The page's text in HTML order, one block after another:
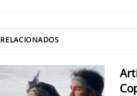
RELACIONADOS